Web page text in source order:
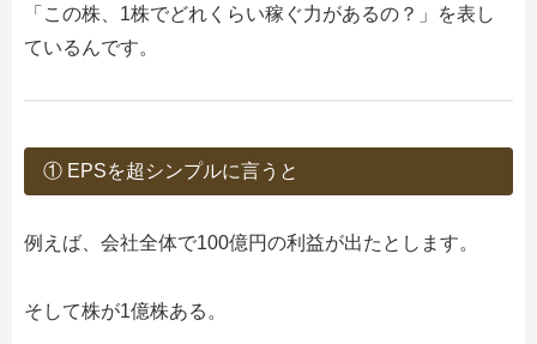
「この株、1株でどれくらい稼ぐ力があるの？」を表し
ているんです。
① EPSを超シンプルに言うと
例えば、会社全体で100億円の利益が出たとします。
そして株が1億株ある。